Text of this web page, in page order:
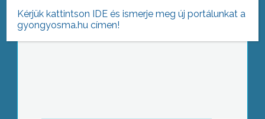
Kérjük kattintson IDE és ismerje meg új portálunkat a
gyongyosma.hu címen!